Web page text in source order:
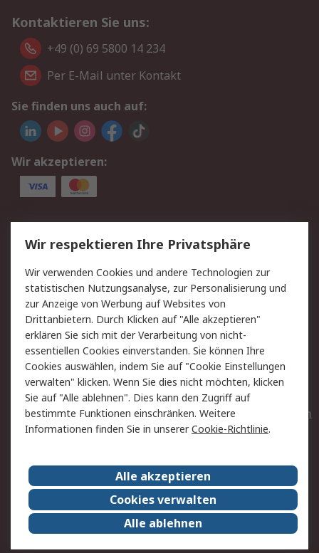
Kontaktieren Sie uns:
+49 (0) 69 5800 14 234
Per E-Mail unter Kontakt
Sie finden uns auch auf:
Wir akzeptieren:
Service
Value Added Services
Lieferlösungen
Rücksendungen
Kontakt
Hilfe
Privatkunden
Rechtliches
AGB
Datenschutz
Cookie-Richtlinie
Zahlungsbedingungen
Copyright/Impressum
Entsorgung
Elektrogeräte/Batterien
RS weltweit
Karriere bei RS
Nachhaltigkeit
Qualität/Umwelt/ZertifikatePresse-Center
Event-Center
Wir respektieren Ihre Privatsphäre
Wir verwenden Cookies und andere Technologien zur
statistischen Nutzungsanalyse, zur Personalisierung und
zur Anzeige von Werbung auf Websites von
Drittanbietern. Durch Klicken auf "Alle akzeptieren"
erklären Sie sich mit der Verarbeitung von nicht-
essentiellen Cookies einverstanden. Sie können Ihre
Cookies auswählen, indem Sie auf "Cookie Einstellungen
verwalten" klicken. Wenn Sie dies nicht möchten, klicken
Sie auf "Alle ablehnen". Dies kann den Zugriff auf
bestimmte Funktionen einschränken. Weitere
Informationen finden Sie in unsererCookie-Richtlinie.
Alle akzeptieren
Cookies verwalten
Alle ablehnen